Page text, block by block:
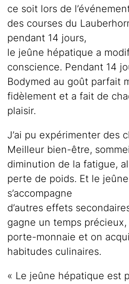
ce soit lors de
des courses du
pendant 14 jours,
le jeûne hépatique a
conscience. Pendant 14
Bodymed au goût parfait
fidèlement et a fait de
plaisir.
J’ai pu expérimenter des
Meilleur bien-être,
diminution de la fatigue,
perte de poids. Et le
s’accompagne
d’autres effets
gagne un temps
porte-monnaie et on
habitudes culinaires.
« Le jeûne hépatique est